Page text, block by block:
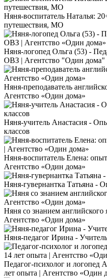
Няня-воспитатель Наталья:
путешествия, МО
Няня-логопед Ольга (53) -
ОВЗ | Агентство "Один дома"
Няня-преподаватель
Агентство «Один дома»
Няня-учитель Анастасия -
классов
Няня-воспитатель Елена:
Агентство «Один дома»
Няня-гувернантка Татьяна -
Няня со знанием английского
Агентство «Один дома»
Няня-педагог Ирина -
Педагог-психолог и логопед
лет опыта | Агентство «Один